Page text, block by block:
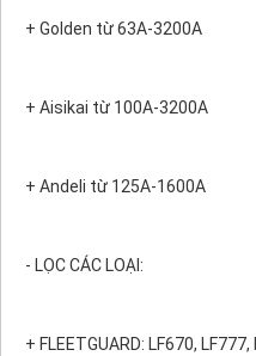
+ Golden từ 63A-3200A
+ Aisikai từ 100A-3200A
+ Andeli từ 125A-1600A
- LỌC CÁC LOẠI:
+ FLEETGUARD: LF670,